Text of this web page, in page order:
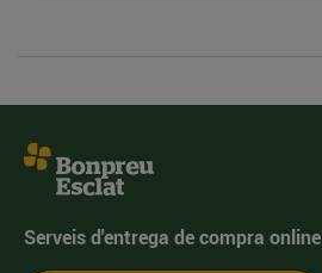
Serveis d'entrega de compra online